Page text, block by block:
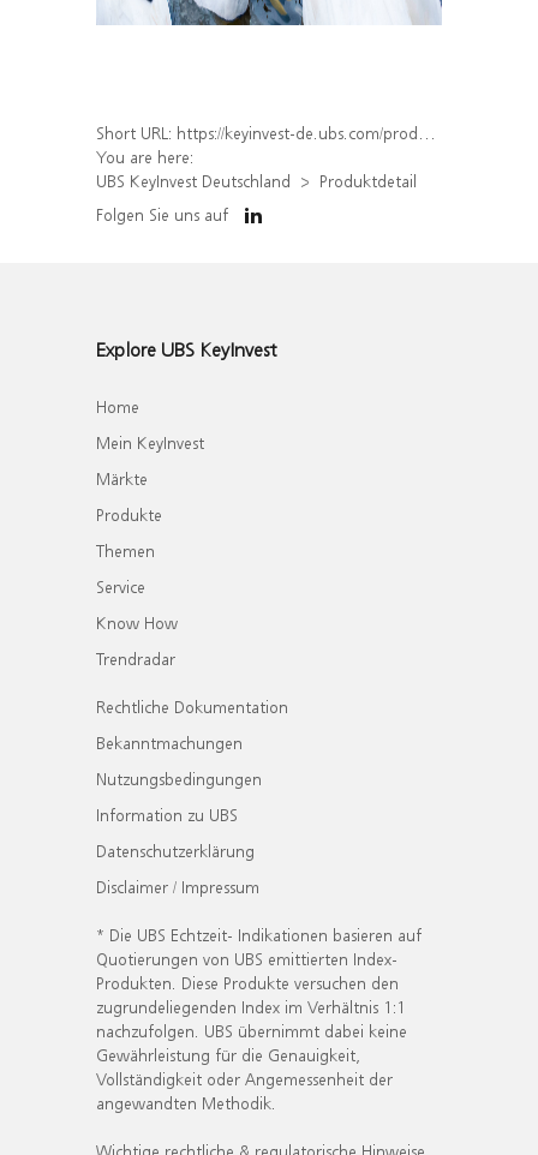
Short URL: https://keyinvest-de.ubs.com/produkt/detail/index/isin/DE000WA8ZV13
You are here:
UBS KeyInvest Deutschland
Produktdetail
Folgen Sie uns auf
Explore UBS KeyInvest
Home
Mein KeyInvest
Märkte
Produkte
Themen
Service
Know How
Trendradar
Rechtliche Dokumentation
Bekanntmachungen
Nutzungsbedingungen
Information zu UBS
Datenschutzerklärung
Disclaimer / Impressum
* Die UBS Echtzeit- Indikationen basieren auf
Quotierungen von UBS emittierten Index-
Produkten. Diese Produkte versuchen den
zugrundeliegenden Index im Verhältnis 1:1
nachzufolgen. UBS übernimmt dabei keine
Gewährleistung für die Genauigkeit,
Vollständigkeit oder Angemessenheit der
angewandten Methodik.